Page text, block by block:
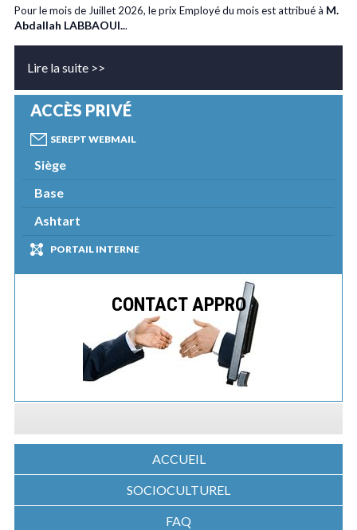
Pour le mois de Juillet 2026, le prix Employé du mois est attribué à M.
Abdallah LABBAOUI...
Lire la suite >>
ACCÈS PRIVÉ
SEREPT WEBMAIL
Siège
Base
Ashtart
PORTAIL INTERNE
CONTACT APPRO
ACCUEIL
SOCIOCULTUREL
FAQ